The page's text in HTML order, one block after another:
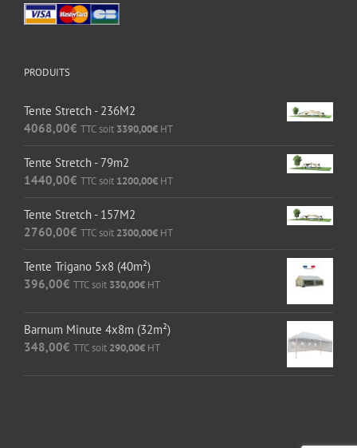
PRODUITS
Tente Stretch - 236M2
4068,00€ TTC soit 3390,00€ HT
Tente Stretch - 79m2
1440,00€ TTC soit 1200,00€ HT
Tente Stretch - 157M2
2760,00€ TTC soit 2300,00€ HT
Tente Trigano 5x8 (40m²)
396,00€ TTC soit 330,00€ HT
Barnum Minute 4x8m (32m²)
348,00€ TTC soit 290,00€ HT